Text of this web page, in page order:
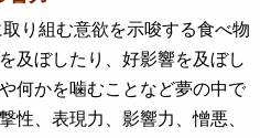
り組む意欲を示唆する食べ物
及ぼしたり、好影響を及ぼし
何かを噛むことなど夢の中で
性、表現力、影響力、憎悪、